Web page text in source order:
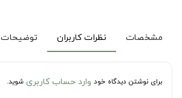
مشخصات نظرات کاربران توضیحات
برای نوشتن دیدگاه خود وارد حساب کاربری شوید.